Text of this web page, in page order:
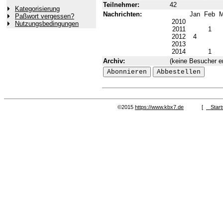
Kategorisierung
Paßwort vergessen?
Nutzungsbedingungen
Teilnehmer:
42
Nachrichten:
Jan Feb
2010
2011
1
2012
4
2013
2014
1
Archiv:
(keine Besucher
©2015 https://www.kbx7.de [